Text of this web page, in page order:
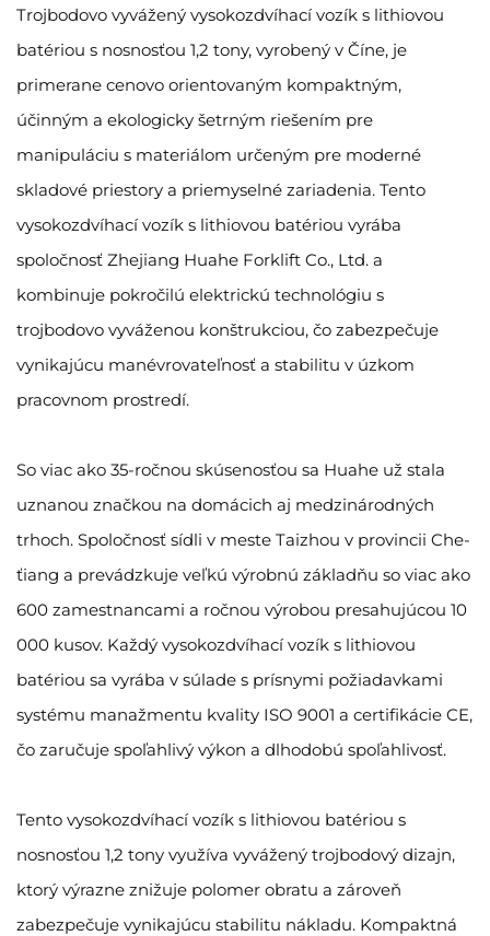
Trojbodovo vyvážený vysokozdvíhací vozík s lithiovou
batériou s nosnosťou 1,2 tony, vyrobený v Číne, je
primerane cenovo orientovaným kompaktným,
účinným a ekologicky šetrným riešením pre
manipuláciu s materiálom určeným pre moderné
skladové priestory a priemyselné zariadenia. Tento
vysokozdvíhací vozík s lithiovou batériou vyrába
spoločnosť Zhejiang Huahe Forklift Co., Ltd. a
kombinuje pokročilú elektrickú technológiu s
trojbodovo vyváženou konštrukciou, čo zabezpečuje
vynikajúcu manévrovateľnosť a stabilitu v úzkom
pracovnom prostredí.
So viac ako 35-ročnou skúsenosťou sa Huahe už stala
uznanou značkou na domácich aj medzinárodných
trhoch. Spoločnosť sídli v meste Taizhou v provincii Che-
ťiang a prevádzkuje veľkú výrobnú základňu so viac ako
600 zamestnancami a ročnou výrobou presahujúcou 10
000 kusov. Každý vysokozdvíhací vozík s lithiovou
batériou sa vyrába v súlade s prísnymi požiadavkami
systému manažmentu kvality ISO 9001 a certifikácie CE,
čo zaručuje spoľahlivý výkon a dlhodobú spoľahlivosť.
Tento vysokozdvíhací vozík s lithiovou batériou s
nosnosťou 1,2 tony využíva vyvážený trojbodový dizajn,
ktorý výrazne znižuje polomer obratu a zároveň
zabezpečuje vynikajúcu stabilitu nákladu. Kompaktná